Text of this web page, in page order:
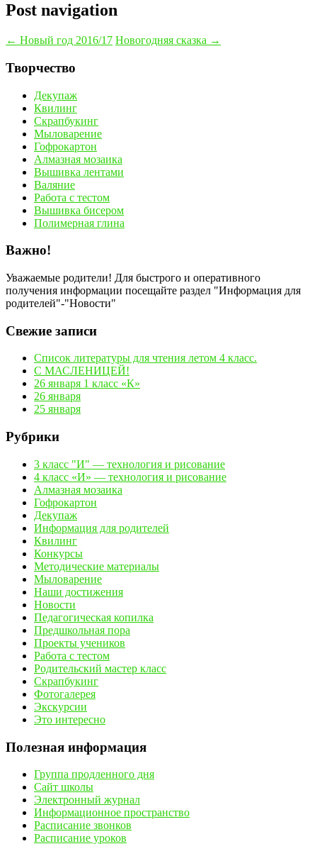
Post navigation
← Новый год 2016/17 Новогодняя сказка →
Творчество
Декупаж
Квилинг
Скрапбукинг
Мыловарение
Гофрокартон
Алмазная мозаика
Вышивка лентами
Валяние
Работа с тестом
Вышивка бисером
Полимерная глина
Важно!
Уважаемые родители! Для быстрого и оперативного
получения информации посещайте раздел "Информация для
родителей"-"Новости"
Свежие записи
Список литературы для чтения летом 4 класс.
С МАСЛЕНИЦЕЙ!
26 января 1 класс «К»
26 января
25 января
Рубрики
3 класс "И" — технология и рисование
4 класс «И» — технология и рисование
Алмазная мозаика
Гофрокартон
Декупаж
Информация для родителей
Квилинг
Конкурсы
Методические материалы
Мыловарение
Наши достижения
Новости
Педагогическая копилка
Предшкольная пора
Проекты учеников
Работа с тестом
Родительский мастер класс
Скрапбукинг
Фотогалерея
Экскурсии
Это интересно
Полезная информация
Группа продленного дня
Сайт школы
Электронный журнал
Информационное пространство
Расписание звонков
Расписание уроков